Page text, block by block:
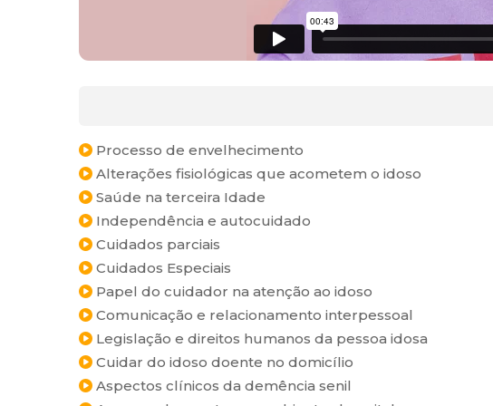
Processo de envelhecimento
Alterações fisiológicas que acometem o idoso
Saúde na terceira Idade
Independência e autocuidado
Cuidados parciais
Cuidados Especiais
Papel do cuidador na atenção ao idoso
Comunicação e relacionamento interpessoal
Legislação e direitos humanos da pessoa idosa
Cuidar do idoso doente no domicílio
Aspectos clínicos da demência senil